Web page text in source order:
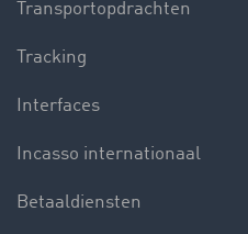
Transportopdrachten
Tracking
Interfaces
Incasso internationaal
Betaaldiensten